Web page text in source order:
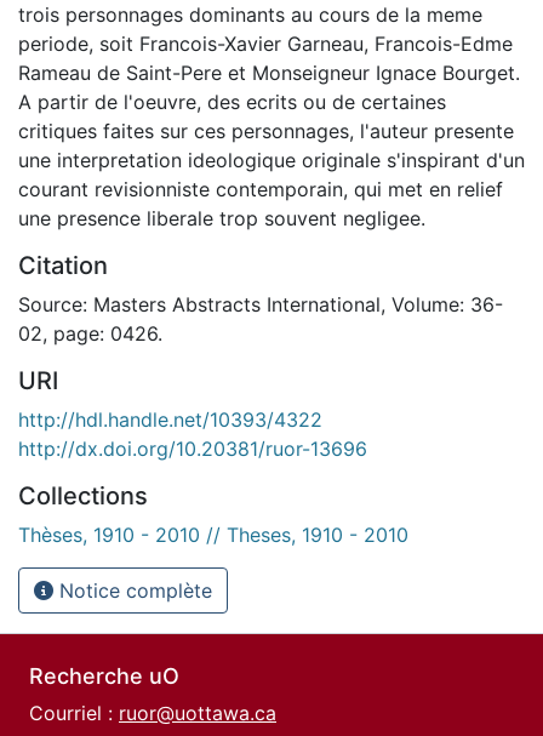
trois personnages dominants au cours de la meme
periode, soit Francois-Xavier Garneau, Francois-Edme
Rameau de Saint-Pere et Monseigneur Ignace Bourget.
A partir de l'oeuvre, des ecrits ou de certaines
critiques faites sur ces personnages, l'auteur presente
une interpretation ideologique originale s'inspirant d'un
courant revisionniste contemporain, qui met en relief
une presence liberale trop souvent negligee.
Citation
Source: Masters Abstracts International, Volume: 36-
02, page: 0426.
URI
http://hdl.handle.net/10393/4322
http://dx.doi.org/10.20381/ruor-13696
Collections
Thèses, 1910 - 2010 // Theses, 1910 - 2010
Notice complète
Recherche uO
Courriel : ruor@uottawa.ca